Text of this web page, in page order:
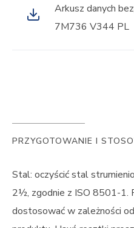
Arkusz danych
7M736 V344 PL
PRZYGOTOWANIE I
Stal: oczyścić stal
2½, zgodnie z ISO 8501-1.
dostosować w zależności